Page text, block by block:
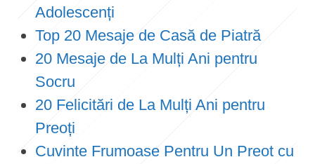
Adolescenți
Top 20 Mesaje de Casă de Piatră
20 Mesaje de La Mulți Ani pentru
Socru
20 Felicitări de La Mulți Ani pentru
Preoți
Cuvinte Frumoase Pentru Un Preot cu